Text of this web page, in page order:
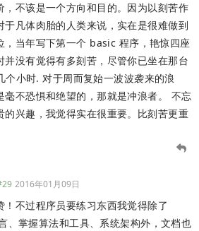
，不该是一个方向和目的。因为以刻苦作
于凡体肉胎的人类来说，实在是很难做到
，当年写下第一个 basic 程序，艳惊四座
并没有觉得有多刻苦，尽管你已坐在那台
个小时. 对于周而复始一波波袭来的浪
毫不恐惧和绝望的，那就是冲浪者。 不忘
的兴趣，我觉得实在很重要。比刻苦更重
2016年01月09日
！不过程序员要练习东西我觉得除了
、掌握算法和工具、系统架构外，文档也